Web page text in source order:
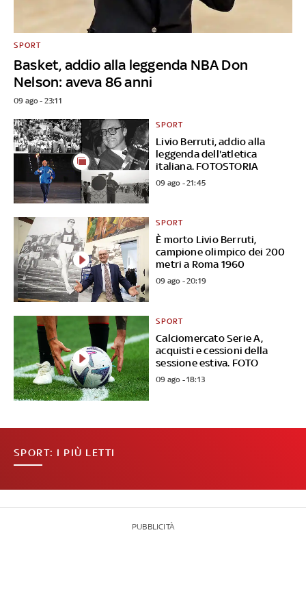
Basket, addio alla leggenda NBA Don
Nelson: aveva 86 anni
SPORT
09 ago - 23:11
Livio Berruti, addio alla
leggenda dell'atletica
italiana. FOTOSTORIA
SPORT
09 ago - 21:45
È morto Livio Berruti,
campione olimpico dei 200
metri a Roma 1960
SPORT
09 ago - 20:19
Calciomercato Serie A,
acquisti e cessioni della
sessione estiva. FOTO
SPORT
09 ago - 18:13
SPORT: I PIÙ LETTI
PUBBLICITÀ